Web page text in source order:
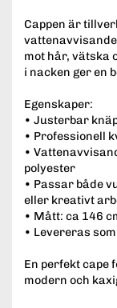
Cappen är
mot hår, vätska
i nacken ger en
Egenskaper:
• Justerbar
• Professionell
•
polyester
• Passar både
eller kreativt
• Mått: ca 146
• Levereras
En perfekt cape
modern och